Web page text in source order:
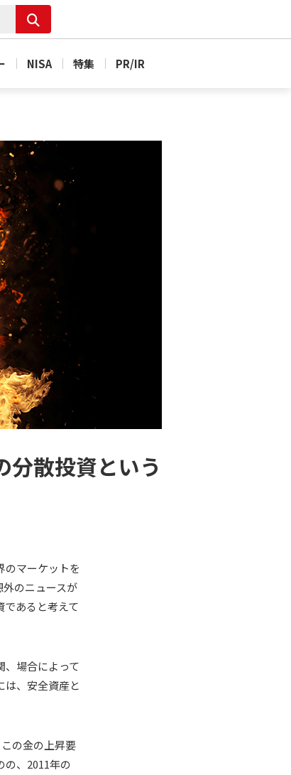
NISA 特集 PR/IR
散投資という
のマーケットを
のニュースが
あると考えて
、場合によって
は、安全資産と
の金の上昇要
の、2011年の